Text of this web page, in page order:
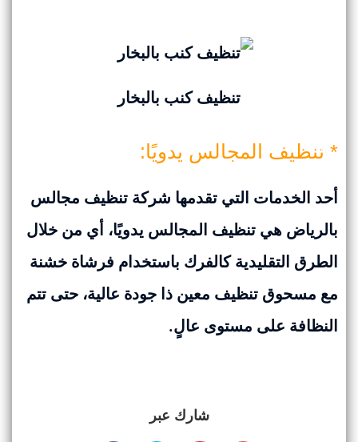
تنظيف كنب بالبخار
* تنظيف المجالس يدويًا:
أحد الخدمات التي تقدمها شركة تنظيف مجالس
بالرياض هي تنظيف المجالس يدويًا، أي من خلال
الطرق التقليدية كالفرك باستخدام فرشاة خشنة
مع مسحوق تنظيف معين ذا جودة عالية، حتى تتم
النظافة على مستوى عالٍ.
شارك عبر